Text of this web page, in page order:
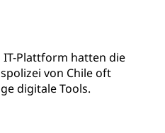
Plattform hatten die
von Chile oft
digitale Tools.